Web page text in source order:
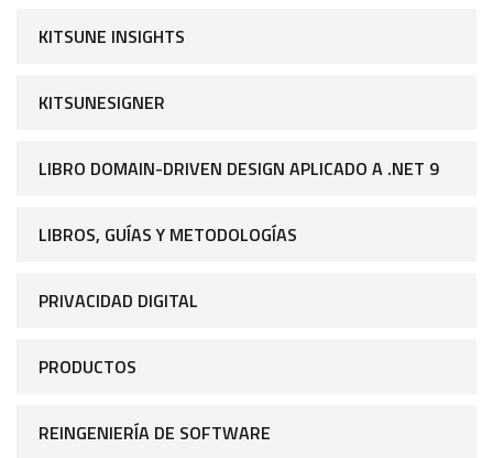
KITSUNE INSIGHTS
KITSUNESIGNER
LIBRO DOMAIN-DRIVEN DESIGN APLICADO A .NET 9
LIBROS, GUÍAS Y METODOLOGÍAS
PRIVACIDAD DIGITAL
PRODUCTOS
REINGENIERÍA DE SOFTWARE